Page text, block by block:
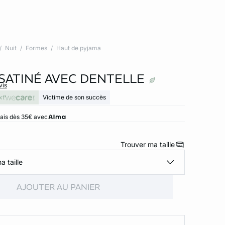
Nuit Formes Haut de pyjama
AVEC DENTELLE
Victime de son succès
dès 35€ avec
Trouver ma taille
taille
AJOUTER AU PANIER